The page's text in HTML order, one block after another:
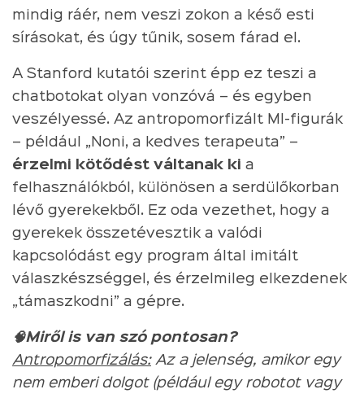
mindig ráér, nem veszi zokon a késő esti
sírásokat, és úgy tűnik, sosem fárad el.
A Stanford kutatói szerint épp ez teszi a
chatbotokat olyan vonzóvá – és egyben
veszélyessé. Az antropomorfizált MI-figurák
– például „Noni, a kedves terapeuta” –
érzelmi kötődést váltanak ki a
felhasználókból, különösen a serdülőkorban
lévő gyerekekből. Ez oda vezethet, hogy a
gyerekek összetévesztik a valódi
kapcsolódást egy program által imitált
válaszkészséggel, és érzelmileg elkezdenek
„támaszkodni” a gépre.
🧠Miről is van szó pontosan?
Antropomorfizálás:Az a jelenség, amikor egy
nem emberi dolgot (például egy robotot vagy